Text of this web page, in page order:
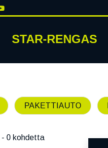
STAR-RENGAS
PAKETTIAUTO
- 0 kohdetta